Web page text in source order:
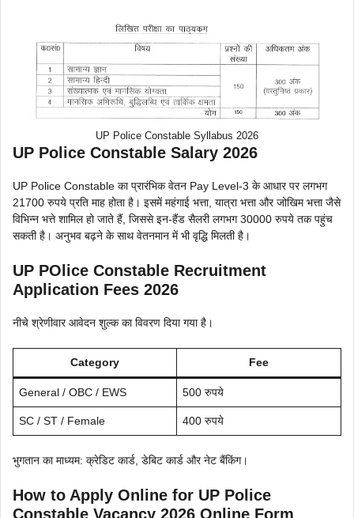
UP Police Constable Syllabus 2026
UP Police Constable Salary 2026
UP Police Constable का प्रारंभिक वेतन Pay Level-3 के आधार पर लगभग
21700 रुपये प्रति माह होता है। इसमें महंगाई भत्ता, यात्रा भत्ता और जोखिम भत्ता जैसे
विभिन्न भत्ते शामिल हो जाते हैं, जिससे इन-हैंड सैलरी लगभग 30000 रुपये तक पहुंच
सकती है। अनुभव बढ़ने के साथ वेतनमान में भी वृद्धि मिलती है।
UP POlice Constable Recruitment
Application Fees 2026
नीचे श्रेणीवार आवेदन शुल्क का विवरण दिया गया है।
Category Fee
General / OBC / EWS 500 रुपये
SC / ST / Female 400 रुपये
भुगतान का माध्यम: क्रेडिट कार्ड, डेबिट कार्ड और नेट बैंकिंग।
How to Apply Online for UP Police
Constable Vacancy 2026 Online Form